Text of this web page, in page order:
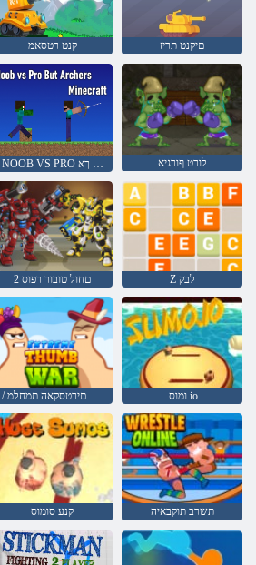
קנט רטסאמ םיקנט תריז
NOOB VS PRO תותשק ךא Minecraft לורט ףורגיא
2 םחול טובור רפוס Z לבק
/ םירטסקאה םירטסקאה תמחלמ .ומוס io
קנע סומוס תשרב תוקבאיה